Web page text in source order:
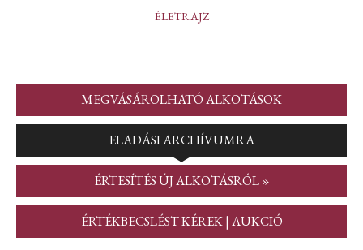
RÓLUNK
ÉLETRAJZ
MEGVÁSÁROLHATÓ ALKOTÁSOK
ELADÁSI ARCHÍVUMRA
ÉRTESÍTÉS ÚJ ALKOTÁSRÓL »
ÉRTÉKBECSLÉST KÉREK | AUKCIÓ